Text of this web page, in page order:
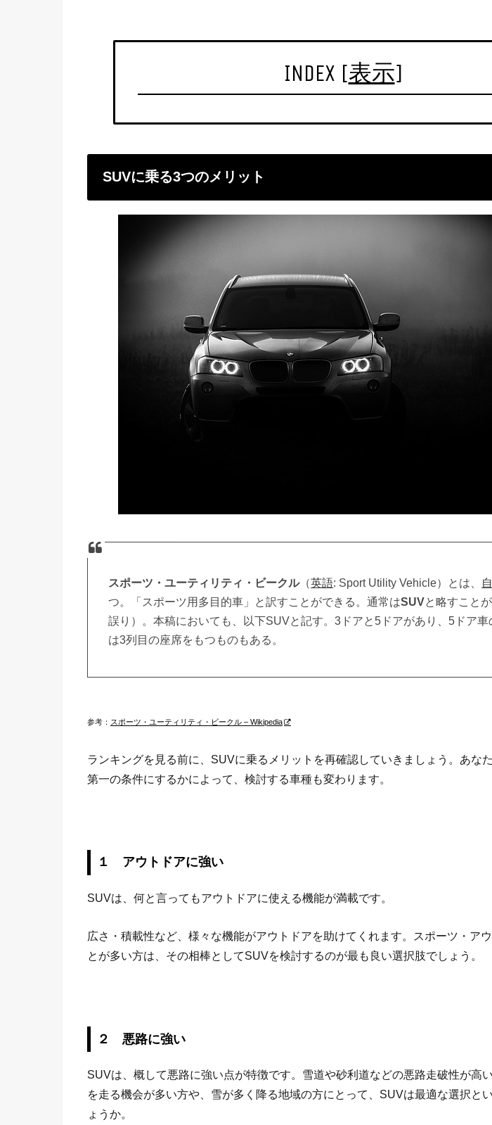
INDEX [表示]
SUVに乗る3つのメリット
スポーツ・ユーティリティ・ビークル（英語: Sport Utility Vehicle）とは、
つ。「スポーツ用多目的車」と訳すことができる。通常はSUVと略すこと
誤り）。本稿においても、以下SUVと記す。3ドアと5ドアがあり、5ドア車
は3列目の座席をもつものもある。
参考： スポーツ・ユーティリティ・ビークル – Wikipedia
ランキングを見る前に、SUVに乗るメリットを再確認していきましょう。あな
第一の条件にするかによって、検討する車種も変わります。
１ アウトドアに強い
SUVは、何と言ってもアウトドアに使える機能が満載です。
広さ・積載性など、様々な機能がアウトドアを助けてくれます。スポーツ・ア
とが多い方は、その相棒としてSUVを検討するのが最も良い選択肢でしょう。
２ 悪路に強い
SUVは、概して悪路に強い点が特徴です。雪道や砂利道などの悪路走破性が高
を走る機会が多い方や、雪が多く降る地域の方にとって、SUVは最適な選択と
ょうか。